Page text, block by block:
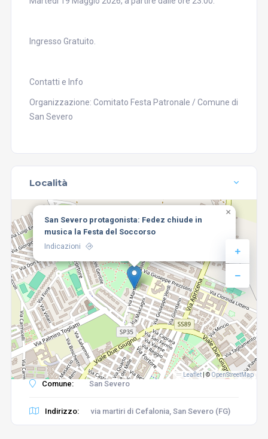
Ingresso Gratuito.
Contatti e Info
Organizzazione: Comitato Festa Patronale / Comune di
San Severo
Località
San Severo protagonista: Fedez chiude in
musica la Festa del Soccorso
Indicazioni
×
Leaflet © OpenStreetMap
Comune: San Severo
Indirizzo: via martiri di Cefalonia, San Severo (FG)